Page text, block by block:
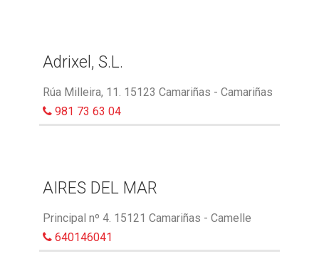
Adrixel, S.L.
Rúa Milleira, 11. 15123 Camariñas - Camariñas
981 73 63 04
AIRES DEL MAR
Principal nº 4. 15121 Camariñas - Camelle
640146041